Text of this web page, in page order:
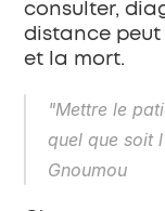
consulter,
distance
et la mort.
"Mettre le
quel que soit
Gnoumou